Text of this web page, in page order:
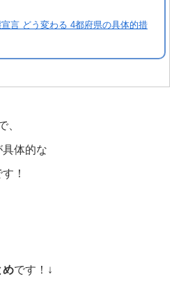
宣言 どう変わる 4都府県の具体的措
、
体的な
！
めです！↓